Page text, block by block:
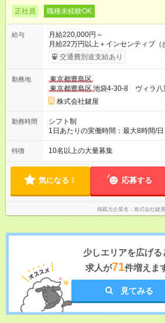
正社員 職種未経験OK
給与
月給220,000円～
月給22万円以上＋インセンティブ（歩合
万円を最低保証。売り上げに応じて
す。 ※インセンティブの内訳：（平
す。そのほかの条件に変更はありません。 【試用期間
間あり 試用期間の長さ：3ヶ月 雇用
じです。
交通費別途支給あり
勤務地
東京都豊島区
東京都豊島区池袋4-30-8 ヴィラ八
株式会社鍵屋
勤務時間
シフト制
1日あたりの実働時間：最大8時間/
時間 シフト例 ・6時00分～16時00
10時00分～20時00分 ・12時00分～
特徴 10名以上の大量募集
気になる！ 応募する
掲載元企業名 株式会社鍵屋
少しエリアを広げる
求人が71件増えま
見てみる